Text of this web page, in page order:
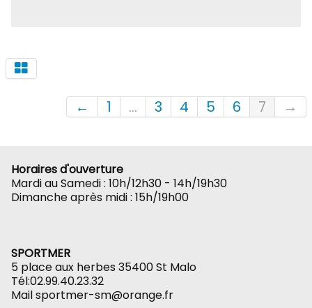
← 1 ... 3 4 5 6 7 →
Horaires d'ouverture
Mardi au Samedi : 10h/12h30 - 14h/19h30
Dimanche après midi : 15h/19h00
SPORTMER
5 place aux herbes 35400 St Malo
Tél:02.99.40.23.32
Mail sportmer-sm@orange.fr